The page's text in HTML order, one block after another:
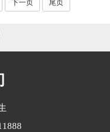
下一页 尾页